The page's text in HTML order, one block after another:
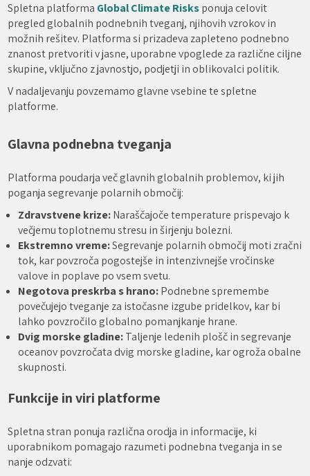
Spletna platforma Global Climate Risksponuja celovit
pregled globalnih podnebnih tveganj, njihovih vzrokov in
možnih rešitev. Platforma si prizadeva zapleteno podnebno
znanost pretvoriti v jasne, uporabne vpoglede za različne ciljne
skupine, vključno z javnostjo, podjetji in oblikovalci politik.
V nadaljevanju povzemamo glavne vsebine te spletne
platforme.
Glavna podnebna tveganja
Platforma poudarja več glavnih globalnih problemov, ki jih
poganja segrevanje polarnih območij:
Zdravstvene krize:Naraščajoče temperature prispevajo k
večjemu toplotnemu stresu in širjenju bolezni.
Ekstremno vreme:Segrevanje polarnih območij moti zračni
tok, kar povzroča pogostejše in intenzivnejše vročinske
valove in poplave po vsem svetu.
Negotova preskrba s hrano:Podnebne spremembe
povečujejo tveganje za istočasne izgube pridelkov, kar bi
lahko povzročilo globalno pomanjkanje hrane.
Dvig morske gladine:Taljenje ledenih plošč in segrevanje
oceanov povzročata dvig morske gladine, kar ogroža obalne
skupnosti.
Funkcije in viri platforme
Spletna stran ponuja različna orodja in informacije, ki
uporabnikom pomagajo razumeti podnebna tveganja in se
nanje odzvati: